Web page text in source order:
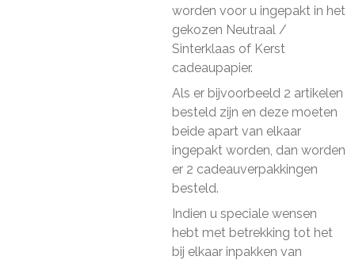
worden voor u ingepakt in het
gekozen Neutraal /
Sinterklaas of Kerst
cadeaupapier.
Als er bijvoorbeeld 2 artikelen
besteld zijn en deze moeten
beide apart van elkaar
ingepakt worden, dan worden
er 2 cadeauverpakkingen
besteld.
Indien u speciale wensen
hebt met betrekking tot het
bij elkaar inpakken van